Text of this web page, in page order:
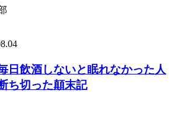
日飲酒しないと眠れなかった人
ち切った顛末記